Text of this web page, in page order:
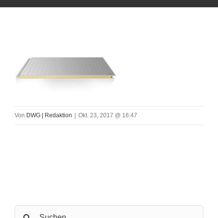
Von DWG | Redaktion | Okt. 23, 2017 @ 16:47
Search